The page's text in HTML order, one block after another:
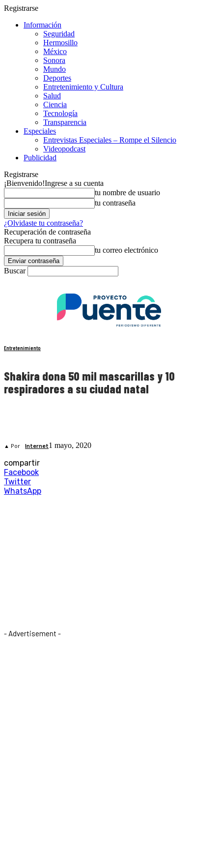
Registrarse
Información
Seguridad
Hermosillo
México
Sonora
Mundo
Deportes
Entretenimiento y Cultura
Salud
Ciencia
Tecnología
Transparencia
Especiales
Entrevistas Especiales – Rompe el Silencio
Videopodcast
Publicidad
Registrarse
¡Bienvenido!Ingrese a su cuenta
tu nombre de usuario
tu contraseña
¿Olvidaste tu contraseña?
Recuperación de contraseña
Recupera tu contraseña
tu correo electrónico
Buscar
Entretenimiento
Shakira dona 50 mil mascarillas y 10
respiradores a su ciudad natal
▲ Por Internet1 mayo, 2020
compartir
Facebook
Twitter
WhatsApp
- Advertisement -